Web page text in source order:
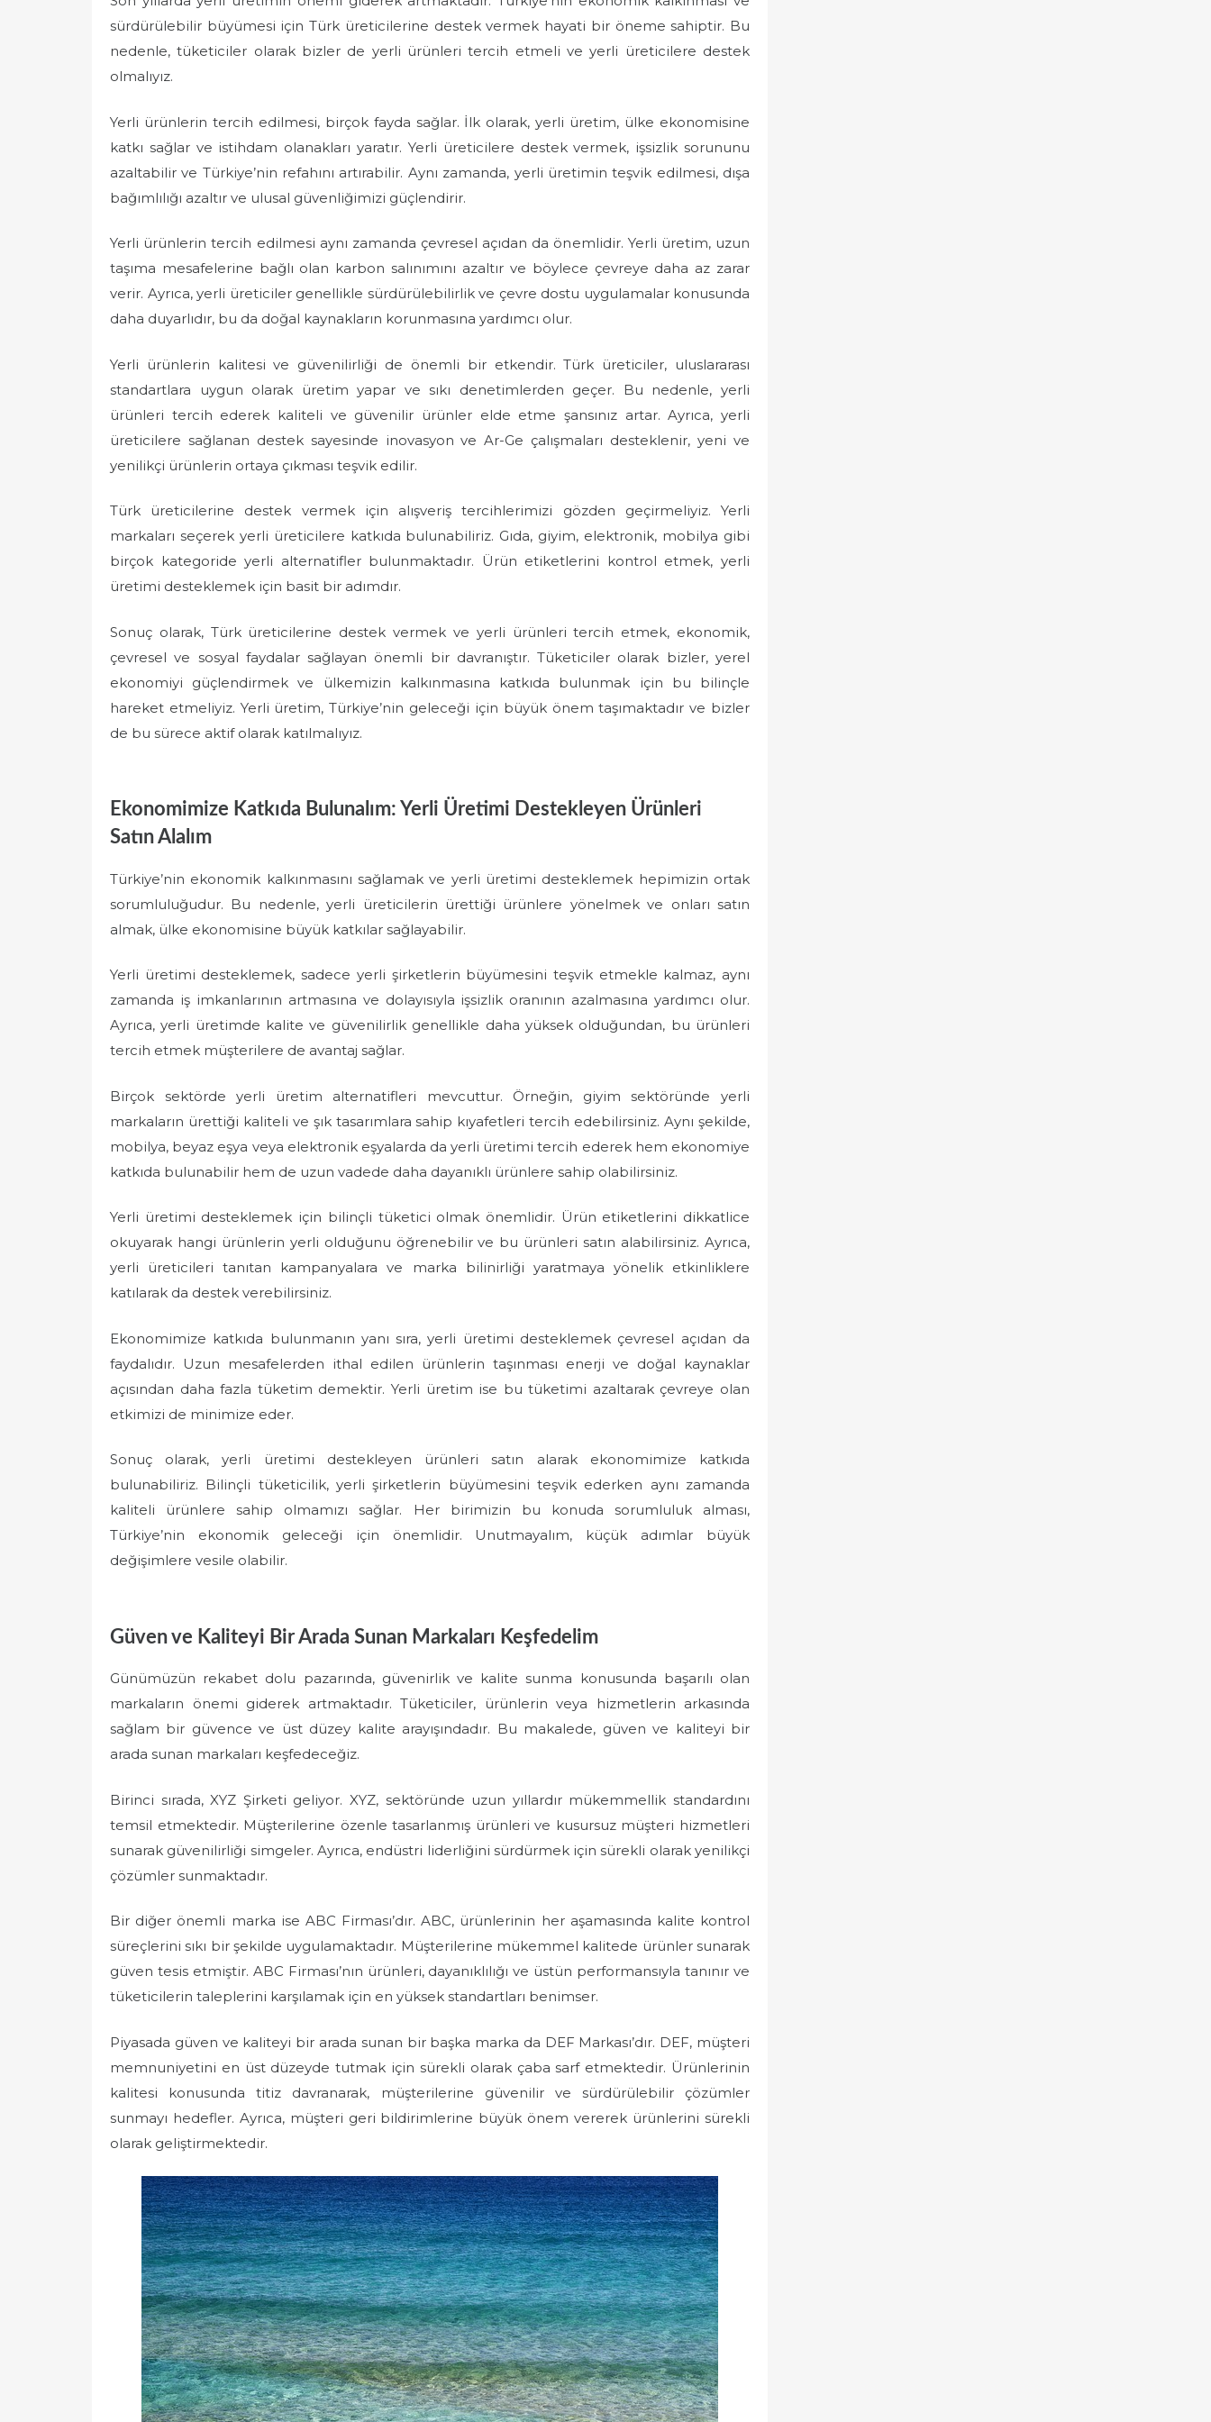
sürdürülebilir büyümesi için Türk üreticilerine destek vermek hayati bir öneme sahiptir. Bu
nedenle, tüketiciler olarak bizler de yerli ürünleri tercih etmeli ve yerli üreticilere destek
olmalıyız.
Yerli ürünlerin tercih edilmesi, birçok fayda sağlar. İlk olarak, yerli üretim, ülke ekonomisine
katkı sağlar ve istihdam olanakları yaratır. Yerli üreticilere destek vermek, işsizlik sorununu
azaltabilir ve Türkiye’nin refahını artırabilir. Aynı zamanda, yerli üretimin teşvik edilmesi, dışa
bağımlılığı azaltır ve ulusal güvenliğimizi güçlendirir.
Yerli ürünlerin tercih edilmesi aynı zamanda çevresel açıdan da önemlidir. Yerli üretim, uzun
taşıma mesafelerine bağlı olan karbon salınımını azaltır ve böylece çevreye daha az zarar
verir. Ayrıca, yerli üreticiler genellikle sürdürülebilirlik ve çevre dostu uygulamalar konusunda
daha duyarlıdır, bu da doğal kaynakların korunmasına yardımcı olur.
Yerli ürünlerin kalitesi ve güvenilirliği de önemli bir etkendir. Türk üreticiler, uluslararası
standartlara uygun olarak üretim yapar ve sıkı denetimlerden geçer. Bu nedenle, yerli
ürünleri tercih ederek kaliteli ve güvenilir ürünler elde etme şansınız artar. Ayrıca, yerli
üreticilere sağlanan destek sayesinde inovasyon ve Ar-Ge çalışmaları desteklenir, yeni ve
yenilikçi ürünlerin ortaya çıkması teşvik edilir.
Türk üreticilerine destek vermek için alışveriş tercihlerimizi gözden geçirmeliyiz. Yerli
markaları seçerek yerli üreticilere katkıda bulunabiliriz. Gıda, giyim, elektronik, mobilya gibi
birçok kategoride yerli alternatifler bulunmaktadır. Ürün etiketlerini kontrol etmek, yerli
üretimi desteklemek için basit bir adımdır.
Sonuç olarak, Türk üreticilerine destek vermek ve yerli ürünleri tercih etmek, ekonomik,
çevresel ve sosyal faydalar sağlayan önemli bir davranıştır. Tüketiciler olarak bizler, yerel
ekonomiyi güçlendirmek ve ülkemizin kalkınmasına katkıda bulunmak için bu bilinçle
hareket etmeliyiz. Yerli üretim, Türkiye’nin geleceği için büyük önem taşımaktadır ve bizler
de bu sürece aktif olarak katılmalıyız.
Ekonomimize Katkıda Bulunalım: Yerli Üretimi Destekleyen Ürünleri
Satın Alalım
Türkiye’nin ekonomik kalkınmasını sağlamak ve yerli üretimi desteklemek hepimizin ortak
sorumluluğudur. Bu nedenle, yerli üreticilerin ürettiği ürünlere yönelmek ve onları satın
almak, ülke ekonomisine büyük katkılar sağlayabilir.
Yerli üretimi desteklemek, sadece yerli şirketlerin büyümesini teşvik etmekle kalmaz, aynı
zamanda iş imkanlarının artmasına ve dolayısıyla işsizlik oranının azalmasına yardımcı olur.
Ayrıca, yerli üretimde kalite ve güvenilirlik genellikle daha yüksek olduğundan, bu ürünleri
tercih etmek müşterilere de avantaj sağlar.
Birçok sektörde yerli üretim alternatifleri mevcuttur. Örneğin, giyim sektöründe yerli
markaların ürettiği kaliteli ve şık tasarımlara sahip kıyafetleri tercih edebilirsiniz. Aynı şekilde,
mobilya, beyaz eşya veya elektronik eşyalarda da yerli üretimi tercih ederek hem ekonomiye
katkıda bulunabilir hem de uzun vadede daha dayanıklı ürünlere sahip olabilirsiniz.
Yerli üretimi desteklemek için bilinçli tüketici olmak önemlidir. Ürün etiketlerini dikkatlice
okuyarak hangi ürünlerin yerli olduğunu öğrenebilir ve bu ürünleri satın alabilirsiniz. Ayrıca,
yerli üreticileri tanıtan kampanyalara ve marka bilinirliği yaratmaya yönelik etkinliklere
katılarak da destek verebilirsiniz.
Ekonomimize katkıda bulunmanın yanı sıra, yerli üretimi desteklemek çevresel açıdan da
faydalıdır. Uzun mesafelerden ithal edilen ürünlerin taşınması enerji ve doğal kaynaklar
açısından daha fazla tüketim demektir. Yerli üretim ise bu tüketimi azaltarak çevreye olan
etkimizi de minimize eder.
Sonuç olarak, yerli üretimi destekleyen ürünleri satın alarak ekonomimize katkıda
bulunabiliriz. Bilinçli tüketicilik, yerli şirketlerin büyümesini teşvik ederken aynı zamanda
kaliteli ürünlere sahip olmamızı sağlar. Her birimizin bu konuda sorumluluk alması,
Türkiye’nin ekonomik geleceği için önemlidir. Unutmayalım, küçük adımlar büyük
değişimlere vesile olabilir.
Güven ve Kaliteyi Bir Arada Sunan Markaları Keşfedelim
Günümüzün rekabet dolu pazarında, güvenirlik ve kalite sunma konusunda başarılı olan
markaların önemi giderek artmaktadır. Tüketiciler, ürünlerin veya hizmetlerin arkasında
sağlam bir güvence ve üst düzey kalite arayışındadır. Bu makalede, güven ve kaliteyi bir
arada sunan markaları keşfedeceğiz.
Birinci sırada, XYZ Şirketi geliyor. XYZ, sektöründe uzun yıllardır mükemmellik standardını
temsil etmektedir. Müşterilerine özenle tasarlanmış ürünleri ve kusursuz müşteri hizmetleri
sunarak güvenilirliği simgeler. Ayrıca, endüstri liderliğini sürdürmek için sürekli olarak yenilikçi
çözümler sunmaktadır.
Bir diğer önemli marka ise ABC Firması’dır. ABC, ürünlerinin her aşamasında kalite kontrol
süreçlerini sıkı bir şekilde uygulamaktadır. Müşterilerine mükemmel kalitede ürünler sunarak
güven tesis etmiştir. ABC Firması’nın ürünleri, dayanıklılığı ve üstün performansıyla tanınır ve
tüketicilerin taleplerini karşılamak için en yüksek standartları benimser.
Piyasada güven ve kaliteyi bir arada sunan bir başka marka da DEF Markası’dır. DEF, müşteri
memnuniyetini en üst düzeyde tutmak için sürekli olarak çaba sarf etmektedir. Ürünlerinin
kalitesi konusunda titiz davranarak, müşterilerine güvenilir ve sürdürülebilir çözümler
sunmayı hedefler. Ayrıca, müşteri geri bildirimlerine büyük önem vererek ürünlerini sürekli
olarak geliştirmektedir.